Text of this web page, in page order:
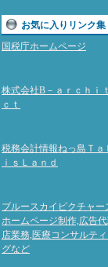
お気に入りリンク集
国税庁ホームページ
株式会社B－ａｒｃｈｉ
ｃｔ
税務会計情報ねっ島Ｔａ
ｉｓＬａｎｄ
ブルースカイピクチャー
ホームページ制作,広告
店業務,医療コンサルテ
グなど